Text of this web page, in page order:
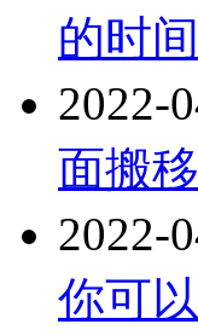
的时
2022-
面搬
2022-
你可